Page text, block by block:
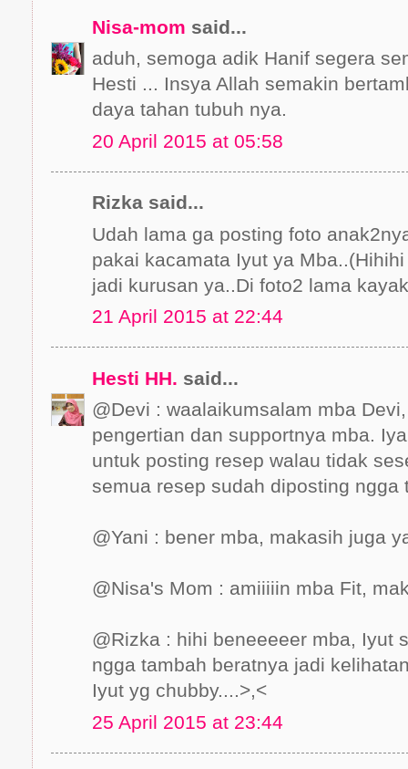
Nisa-mom said...
aduh, semoga adik Hanif segera
Hesti ... Insya Allah semakin
daya tahan tubuh nya.
20 April 2015 at 05:58
Rizka said...
Udah lama ga posting foto
pakai kacamata Iyut ya
jadi kurusan ya..Di foto2 lama
21 April 2015 at 22:44
Hesti HH. said...
@Devi : waalaikumsalam mba
pengertian dan supportnya mba.
untuk posting resep walau tidak
semua resep sudah diposting ngga
@Yani : bener mba, makasih juga
@Nisa's Mom : amiiiiin mba Fit,
@Rizka : hihi beneeeeer mba, Iyut
ngga tambah beratnya jadi
Iyut yg chubby....>,<
25 April 2015 at 23:44